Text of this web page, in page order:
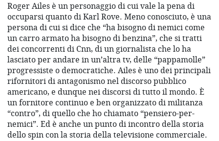
Roger Ailes è un personaggio di cui vale la pena di
occuparsi quanto di Karl Rove. Meno conosciuto, è una
persona di cui si dice che “ha bisogno di nemici come
un carro armato ha bisogno di benzina”, che si tratti
dei concorrenti di Cnn, di un giornalista che lo ha
lasciato per andare in un’altra tv, delle “pappamolle”
progressiste o democratiche. Ailes è uno dei principali
rifornitori di antagonismo nel discorso pubblico
americano, e dunque nei discorsi di tutto il mondo. È
un fornitore continuo e ben organizzato di militanza
“contro”, di quello che ho chiamato “pensiero-per-
nemici”. Ed è anche un punto di incontro della storia
dello spin con la storia della televisione commerciale.